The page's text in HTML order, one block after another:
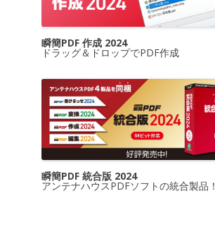
瞬簡PDF 作成 2024
ドラッグ＆ドロップでPDF作成
瞬簡PDF 統合版 2024
アンテナハウスPDFソフトの統合製品！